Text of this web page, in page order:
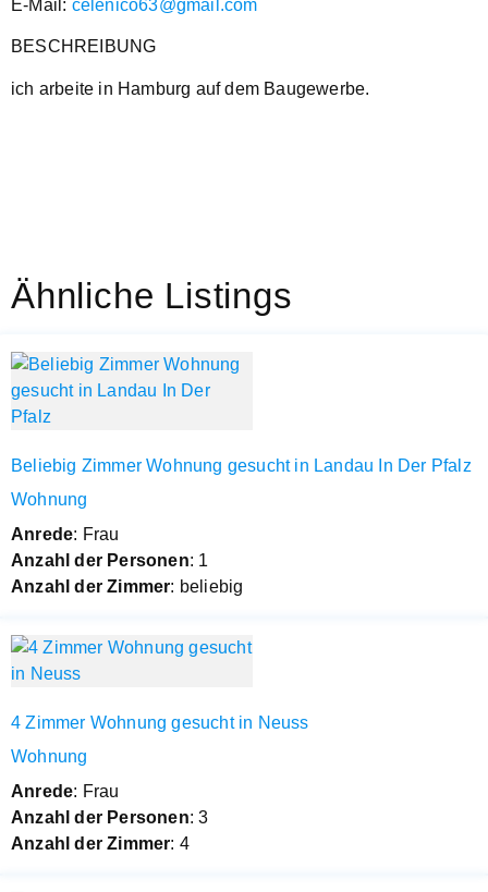
E-Mail: celenico63@gmail.com
BESCHREIBUNG
ich arbeite in Hamburg auf dem Baugewerbe.
Ähnliche Listings
Beliebig Zimmer Wohnung gesucht in Landau In Der Pfalz
Wohnung
Anrede: Frau
Anzahl der Personen: 1
Anzahl der Zimmer: beliebig
4 Zimmer Wohnung gesucht in Neuss
Wohnung
Anrede: Frau
Anzahl der Personen: 3
Anzahl der Zimmer: 4